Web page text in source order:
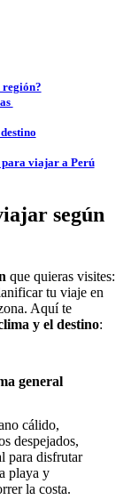
región?
para viajar a Perú
según
que quieras visites:
tu viaje en
Aquí te
y el destino:
general
cálido,
despejados,
para disfrutar
playa y
la costa.